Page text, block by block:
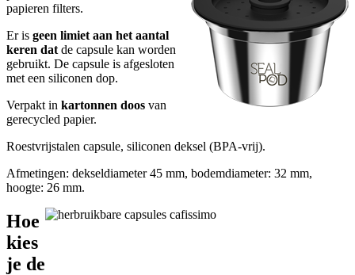
papieren filters.
Er is geen limiet aan het aantal
keren dat de capsule kan worden
gebruikt. De capsule is afgesloten
met een siliconen dop.
Verpakt in kartonnen doos van
gerecycled papier.
Roestvrijstalen capsule, siliconen deksel (BPA-vrij).
Afmetingen: dekseldiameter 45 mm, bodemdiameter: 32 mm,
hoogte: 26 mm.
Hoe
kies
je de